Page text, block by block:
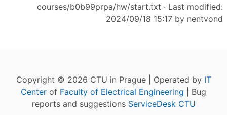
courses/b0b99prpa/hw/start.txt · Last modified:
2024/09/18 15:17 by nentvond
Copyright © 2026 CTU in Prague | Operated by IT
Center of Faculty of Electrical Engineering | Bug
reports and suggestions ServiceDesk CTU